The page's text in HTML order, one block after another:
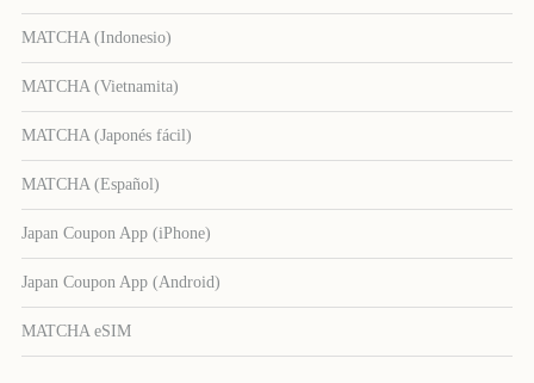
MATCHA (Indonesio)
MATCHA (Vietnamita)
MATCHA (Japonés fácil)
MATCHA (Español)
Japan Coupon App (iPhone)
Japan Coupon App (Android)
MATCHA eSIM